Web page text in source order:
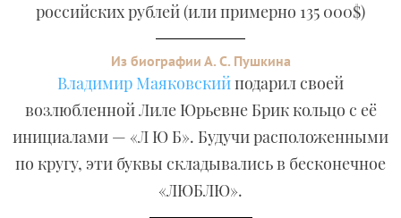
российских рублей (или примерно 135 000$)
Из биографии А. С. Пушкина
Владимир Маяковскийподарил своей
возлюбленной Лиле Юрьевне Брик кольцо с её
инициалами — «Л Ю Б». Будучи расположенными
по кругу, эти буквы складывались в бесконечное
«ЛЮБЛЮ».